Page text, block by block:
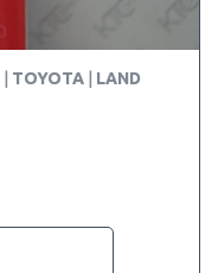
TOYOTA
LAND